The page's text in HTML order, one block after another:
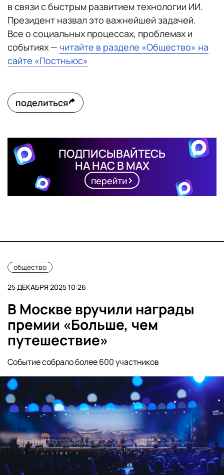
в связи с быстрым развитием технологии ИИ.
Президент назвал это важнейшей задачей.
Все о социальных процессах, проблемах и
событиях — читайте в разделе «Общество» на
сайте «Постньюс»
поделиться
ПОДПИСЫВАЙТЕСЬ
НА НАС В MAX
перейти
общество
25 ДЕКАБРЯ 2025 10:26
В Москве вручили награды
премии «Больше, чем
путешествие»
Событие собрало более 600 участников